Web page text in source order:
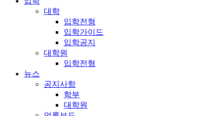
대학
입학전형
입학가이드
입학공지
대학원
입학전형
뉴스
공지사항
학부
대학원